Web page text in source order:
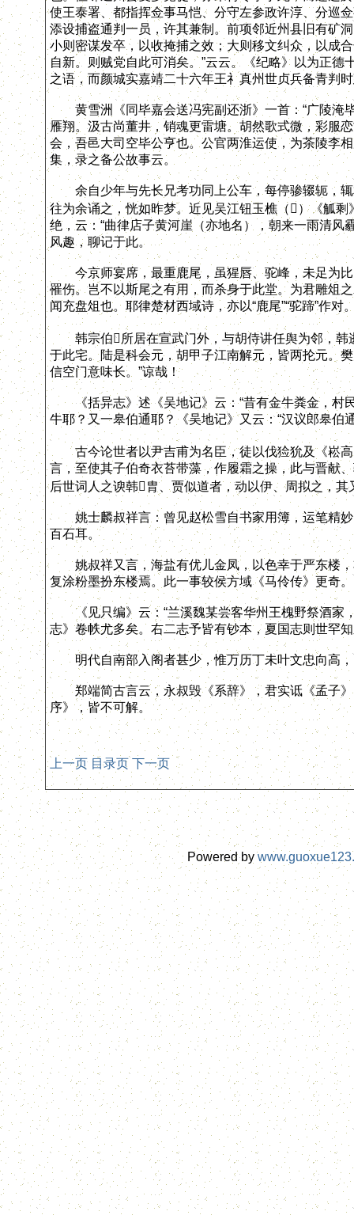
使王泰署、都指挥佥事马恺、分守左参政许淳、分巡
添设捕盗通判一员，许其兼制。前项邻近州县旧有矿
小则密谋发卒，以收掩捕之效；大则移文纠众，以成
自新。则贼党自此可消矣。”云云。《纪略》以为正
之语，而颜城实嘉靖二十六年王礻真州世贞兵备青判
黄雪洲《同毕嘉会送冯宪副还浙》一首：“广陵淹
雁翔。汲古尚董井，销魂更雷塘。胡然歌式微，彩服
会，吾邑大司空毕公亨也。公官两淮运使，为茶陵李
集，录之备公故事云。
余自少年与先长兄考功同上公车，每停骖辍轭，辄
往为余诵之，恍如昨梦。近见吴江钮玉樵（）《觚
绝，云：“曲律店子黄河崖（亦地名），朝来一雨清风
风趣，聊记于此。
今京师宴席，最重鹿尾，虽猩唇、驼峰，未足为比
罹伤。岂不以斯尾之有用，而杀身于此堂。为君雕俎
闻充盘俎也。耶律楚材西域诗，亦以“鹿尾”“驼蹄”作对
韩宗伯所居在宣武门外，与胡侍讲任舆为邻，韩
于此宅。陆是科会元，胡甲子江南解元，皆两抡元。
信空门意味长。”谅哉！
《括异志》述《吴地记》云：“昔有金牛粪金，村
牛耶？又一皋伯通耶？《吴地记》又云：“汉议郎皋伯
古今论世者以尹吉甫为名臣，徒以伐猃狁及《崧高
言，至使其子伯奇衣苔带藻，作履霜之操，此与晋献
后世词人之谀韩胄、贾似道者，动以伊、周拟之，其
姚士麟叔祥言：曾见赵松雪自书家用簿，运笔精妙
百石耳。
姚叔祥又言，海盐有优儿金凤，以色幸于严东楼，
复涂粉墨扮东楼焉。此一事较侯方域《马伶传》更奇。
《见只编》云：“兰溪魏某尝客华州王槐野祭酒家，
志》卷帙尤多矣。右二志予皆有钞本，夏国志则世罕
明代自南部入阁者甚少，惟万历丁未叶文忠向高，
郑端简古言云，永叔毁《系辞》，君实诋《孟子》
序》，皆不可解。
上一页 目录页 下一页
Powered by